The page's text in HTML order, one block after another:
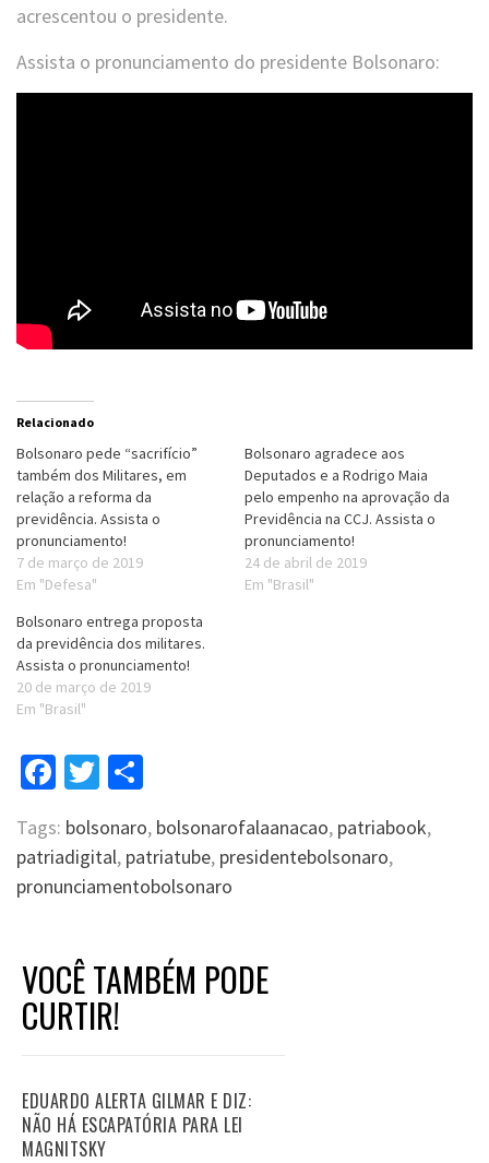
acrescentou o presidente.
Assista o pronunciamento do presidente Bolsonaro:
Relacionado
Bolsonaro pede “sacrifício”
também dos Militares, em
relação a reforma da
previdência. Assista o
pronunciamento!
7 de março de 2019
Em "Defesa"
Bolsonaro agradece aos
Deputados e a Rodrigo Maia
pelo empenho na aprovação da
Previdência na CCJ. Assista o
pronunciamento!
24 de abril de 2019
Em "Brasil"
Bolsonaro entrega proposta
da previdência dos militares.
Assista o pronunciamento!
20 de março de 2019
Em "Brasil"
Facebook
Twitter
Tags: bolsonaro, bolsonarofalaanacao, patriabook,
patriadigital, patriatube, presidentebolsonaro,
pronunciamentobolsonaro
VOCÊ TAMBÉM PODE
CURTIR!
EDUARDO ALERTA GILMAR E DIZ:
NÃO HÁ ESCAPATÓRIA PARA LEI
MAGNITSKY